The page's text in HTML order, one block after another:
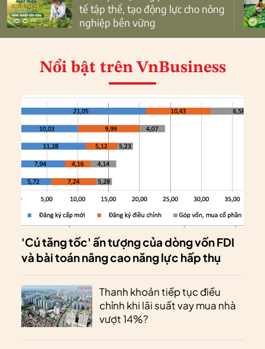
tế tập thể, tạo động lực cho nông
nghiệp bền vững
Nổi bật trên VnBusiness
'Cú tăng tốc' ấn tượng của dòng vốn FDI
và bài toán nâng cao năng lực hấp thụ
Thanh khoản tiếp tục điều
chỉnh khi lãi suất vay mua nhà
vượt 14%?